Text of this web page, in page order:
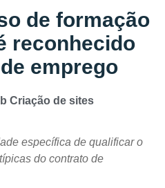
de formação
reconhecido
emprego
Criação de sites
específica de qualificar o
do contrato de